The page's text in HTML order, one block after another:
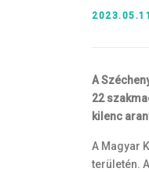
A
22
kilenc
A Magyar
területén.